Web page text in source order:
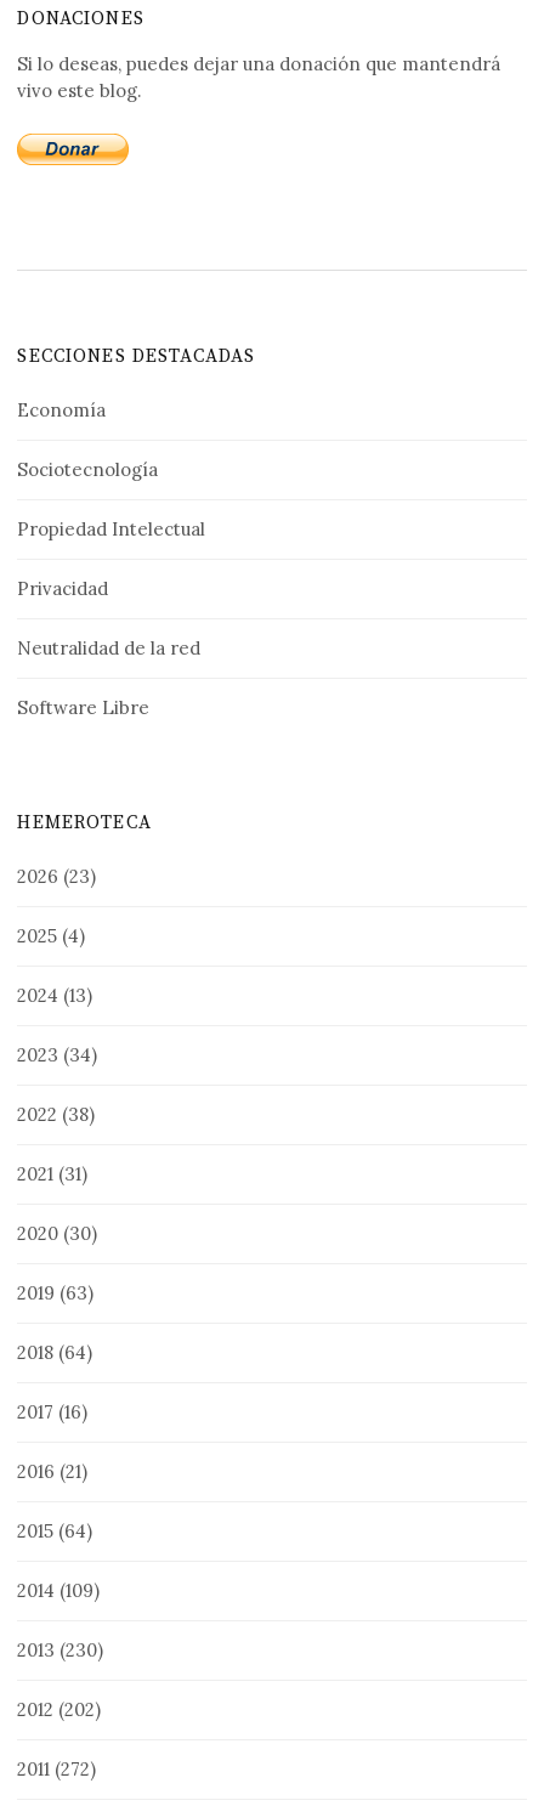
DONACIONES
Si lo deseas, puedes dejar una donación que mantendrá
vivo este blog.
SECCIONES DESTACADAS
Economía
Sociotecnología
Propiedad Intelectual
Privacidad
Neutralidad de la red
Software Libre
HEMEROTECA
2026 (23)
2025 (4)
2024 (13)
2023 (34)
2022 (38)
2021 (31)
2020 (30)
2019 (63)
2018 (64)
2017 (16)
2016 (21)
2015 (64)
2014 (109)
2013 (230)
2012 (202)
2011 (272)